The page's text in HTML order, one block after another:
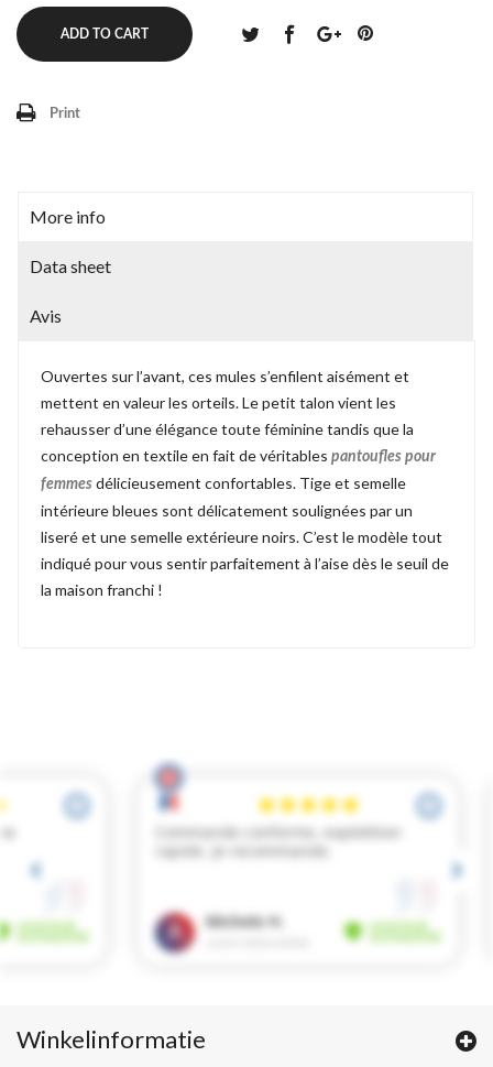
ADD TO CART
Print
More info
Data sheet
Avis
Ouvertes sur l’avant, ces mules s’enfilent aisément et
mettent en valeur les orteils. Le petit talon vient les
rehausser d’une élégance toute féminine tandis que la
conception en textile en fait de véritables pantoufles pour
femmes délicieusement confortables. Tige et semelle
intérieure bleues sont délicatement soulignées par un
liseré et une semelle extérieure noirs. C’est le modèle tout
indiqué pour vous sentir parfaitement à l’aise dès le seuil de
la maison franchi !
Winkelinformatie